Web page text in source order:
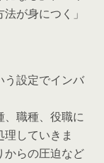
が身につく」
う設定でインバ
、職種、役職に
していきま
からの圧迫など